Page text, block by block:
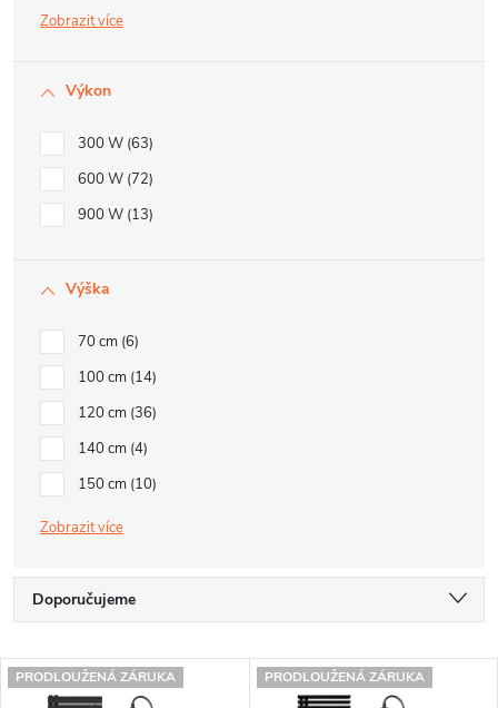
Zobrazit
Výkon
300 W 63
600 W 72
900 W 13
Výška
70 cm 6
100 cm 14
120 cm 36
140 cm 4
150 cm 10
Zobrazit
Ř
z
Doporučujeme
Nejdražší
V
PRODLOUŽENÁ ZÁRUKA PRODLOUŽENÁ ZÁRUKA